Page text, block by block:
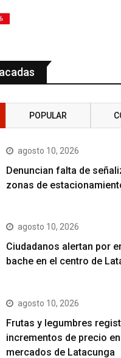
POPULAR
agosto 10, 2026
Denuncian falta de
zonas de
agosto 10, 2026
Ciudadanos alertan por
bache en el centro de
agosto 10, 2026
Frutas y legumbres
incrementos de precio
mercados de Latacunga